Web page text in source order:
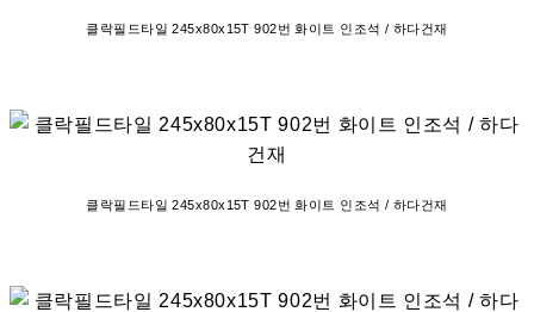
클락필드타일 245x80x15T 902번 화이트 인조석 / 하다건재
클락필드타일 245x80x15T 902번 화이트 인조석 / 하다건재